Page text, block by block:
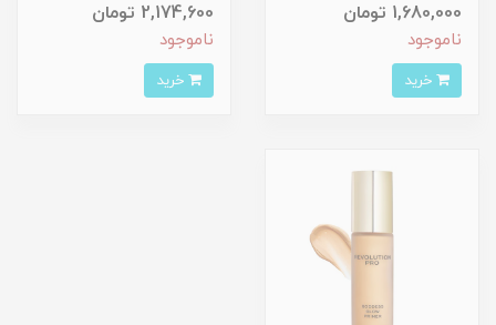
1,680,000 تومان
ناموجود
2,174,600 تومان
ناموجود